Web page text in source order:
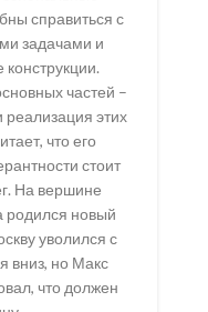
справиться с
задачами и
конструкции.
частей –
реализация этих
что его
стоит
На вершине
родился новый
уволился с
вниз, но Макс
что должен